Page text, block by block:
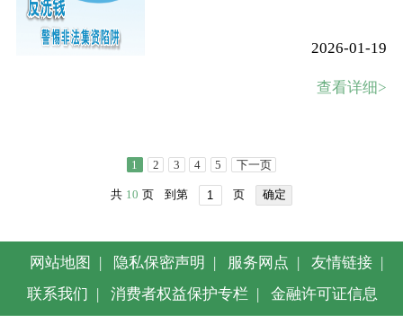
2026-01-19
查看详细>
1 2 3 4 5 下一页
共 10 页 到第 页 确定
网站地图 隐私保密声明 服务网点 友情链接
联系我们
消费者权益保护专栏 金融许可证信息